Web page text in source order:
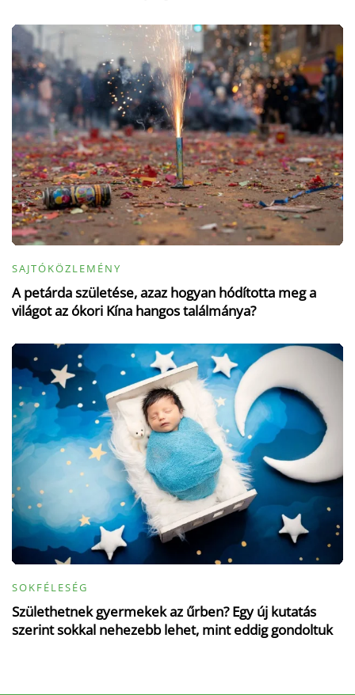
SAJTÓKÖZLEMÉNY
A petárda születése, azaz hogyan hódította meg a
világot az ókori Kína hangos találmánya?
SOKFÉLESÉG
Születhetnek gyermekek az űrben? Egy új kutatás
szerint sokkal nehezebb lehet, mint eddig gondoltuk